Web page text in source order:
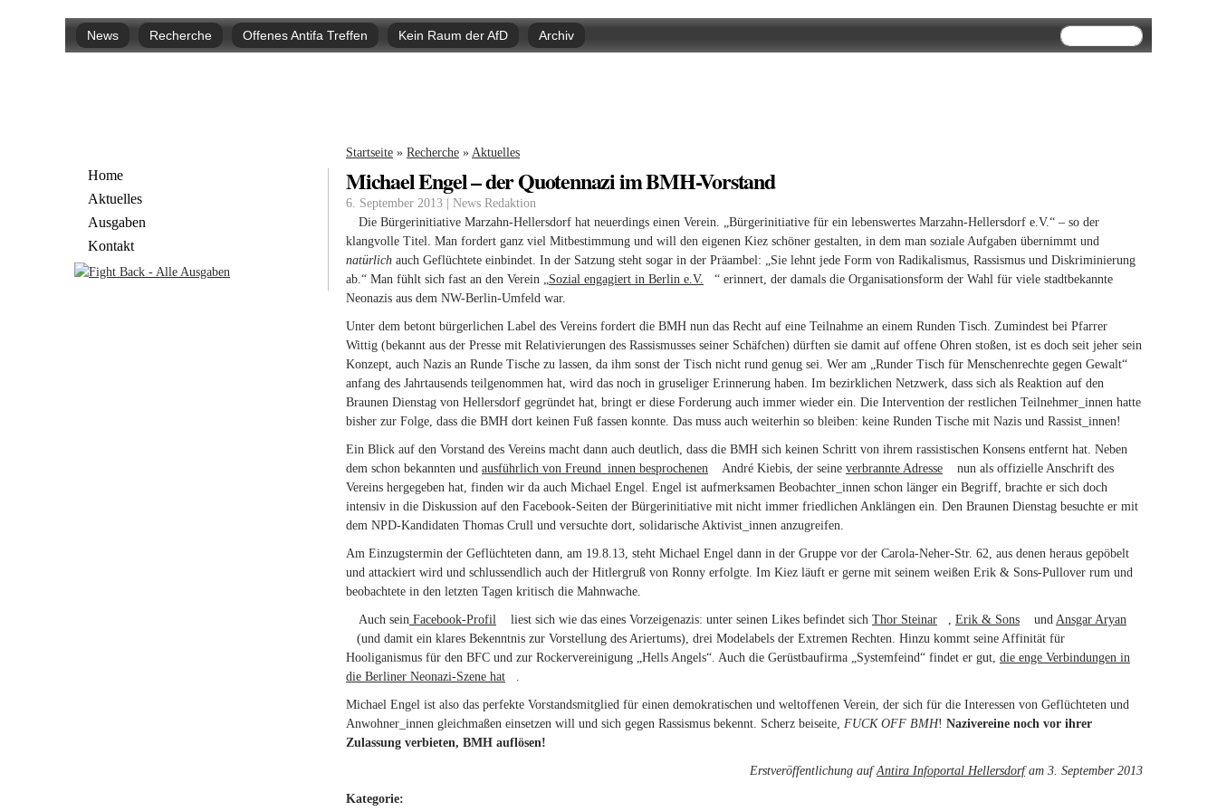
zum
Inhalt
Hauptmenü
News Recherche Offenes Antifa Treffen Kein Raum der AfD Archiv Suchformular
Suche
Sie sind hier
Startseite » Recherche » Aktuelles
Home
Aktuelles
Ausgaben
Kontakt
Michael Engel – der Quotennazi im BMH-Vorstand
6. September 2013 | News Redaktion
Die Bürgerinitiative Marzahn-Hellersdorf hat neuerdings einen Verein. „Bürgerinitiative für ein lebenswertes Marzahn-Hellersdorf e.V.“ – so der
klangvolle Titel. Man fordert ganz viel Mitbestimmung und will den eigenen Kiez schöner gestalten, in dem man soziale Aufgaben übernimmt und
natürlich auch Geflüchtete einbindet. In der Satzung steht sogar in der Präambel: „Sie lehnt jede Form von Radikalismus, Rassismus und Diskriminierung
ab.“ Man fühlt sich fast an den Verein „Sozial engagiert in Berlin e.V. (link is external)
“ erinnert, der damals die Organisationsform der Wahl für viele stadtbekannte
Neonazis aus dem NW-Berlin-Umfeld war.
Unter dem betont bürgerlichen Label des Vereins fordert die BMH nun das Recht auf eine Teilnahme an einem Runden Tisch. Zumindest bei Pfarrer
Wittig (bekannt aus der Presse mit Relativierungen des Rassismusses seiner Schäfchen) dürften sie damit auf offene Ohren stoßen, ist es doch seit jeher sein
Konzept, auch Nazis an Runde Tische zu lassen, da ihm sonst der Tisch nicht rund genug sei. Wer am „Runder Tisch für Menschenrechte gegen Gewalt“
anfang des Jahrtausends teilgenommen hat, wird das noch in gruseliger Erinnerung haben. Im bezirklichen Netzwerk, dass sich als Reaktion auf den
Braunen Dienstag von Hellersdorf gegründet hat, bringt er diese Forderung auch immer wieder ein. Die Intervention der restlichen Teilnehmer_innen hatte
bisher zur Folge, dass die BMH dort keinen Fuß fassen konnte. Das muss auch weiterhin so bleiben: keine Runden Tische mit Nazis und Rassist_innen!
Ein Blick auf den Vorstand des Vereins macht dann auch deutlich, dass die BMH sich keinen Schritt von ihrem rassistischen Konsens entfernt hat. Neben
dem schon bekannten und ausführlich von Freund_innen besprochenen (link is external)
André Kiebis, der seine verbrannte Adresse (link is external)
nun als offizielle Anschrift des
Vereins hergegeben hat, finden wir da auch Michael Engel. Engel ist aufmerksamen Beobachter_innen schon länger ein Begriff, brachte er sich doch
intensiv in die Diskussion auf den Facebook-Seiten der Bürgerinitiative mit nicht immer friedlichen Anklängen ein. Den Braunen Dienstag besuchte er mit
dem NPD-Kandidaten Thomas Crull und versuchte dort, solidarische Aktivist_innen anzugreifen.
Am Einzugstermin der Geflüchteten dann, am 19.8.13, steht Michael Engel dann in der Gruppe vor der Carola-Neher-Str. 62, aus denen heraus gepöbelt
und attackiert wird und schlussendlich auch der Hitlergruß von Ronny erfolgte. Im Kiez läuft er gerne mit seinem weißen Erik & Sons-Pullover rum und
beobachtete in den letzten Tagen kritisch die Mahnwache.
Auch sein Facebook-Profil (link is external)
liest sich wie das eines Vorzeigenazis: unter seinen Likes befindet sich Thor Steinar (link is external)
, Erik & Sons (link is external)
und Ansgar Aryan
(link is external)
(und damit ein klares Bekenntnis zur Vorstellung des Ariertums), drei Modelabels der Extremen Rechten. Hinzu kommt seine Affinität für
Hooliganismus für den BFC und zur Rockervereinigung „Hells Angels“. Auch die Gerüstbaufirma „Systemfeind“ findet er gut, die enge Verbindungen in
die Berliner Neonazi-Szene hat (link is external)
.
Michael Engel ist also das perfekte Vorstandsmitglied für einen demokratischen und weltoffenen Verein, der sich für die Interessen von Geflüchteten und
Anwohner_innen gleichmaßen einsetzen will und sich gegen Rassismus bekennt. Scherz beiseite, FUCK OFF BMH! Nazivereine noch vor ihrer
Zulassung verbieten, BMH auflösen!
Erstveröffentlichung aufAntira Infoportal Hellersdorfam 3. September 2013
Kategorie: